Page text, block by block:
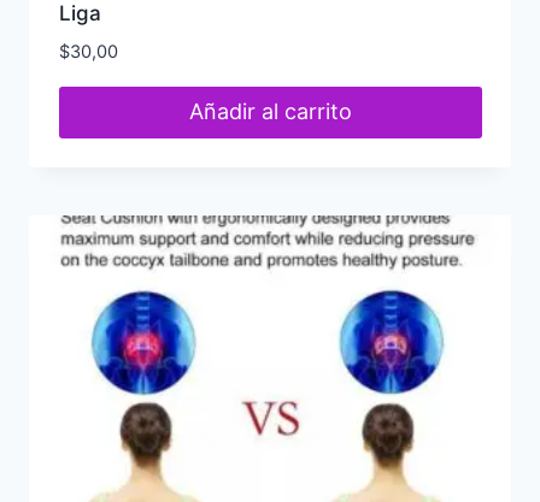
Liga
$30,00
Añadir al carrito